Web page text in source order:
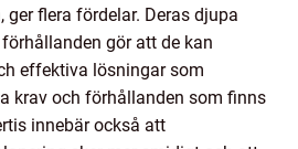
, ger flera fördelar. Deras djupa
gör att de kan
effektiva lösningar som
krav och förhållanden som finns
innebär också att